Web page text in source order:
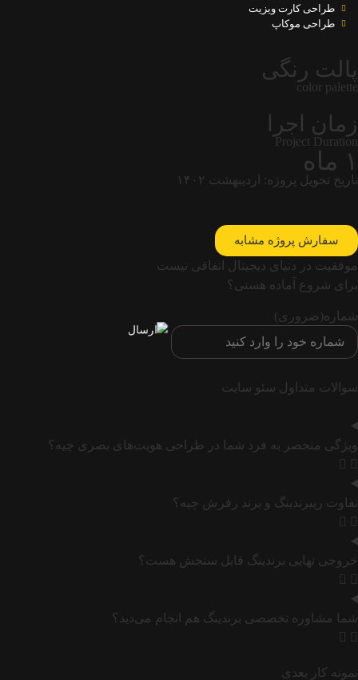
طراحی کارت ویزیت
طراحی موکاپ
پالت رنگی
color palette
زمان اجرا
Project Duration
۱ ماه
تاریخ تحویل پروژه: اردیبهشت ۱۴۰۲
سفارش پروژه مشابه
موفقیت در دنیای دیجیتال اتفاقی نیست
برای شروع آماده هستی؟
شماره(ضروری)
سوالات متداول سئو سایت
ویژگی منحصر به فرد شما در طراحی هویت‌های بصری چیه؟
تفاوت ریبرندینگ و برند رفرش چیه؟
خروجی نهایی برندینگ قابل سنجش هست؟
شما مشاوره تخصصی برندینگ هم انجام می‌دید؟
نمونه کار بعدی